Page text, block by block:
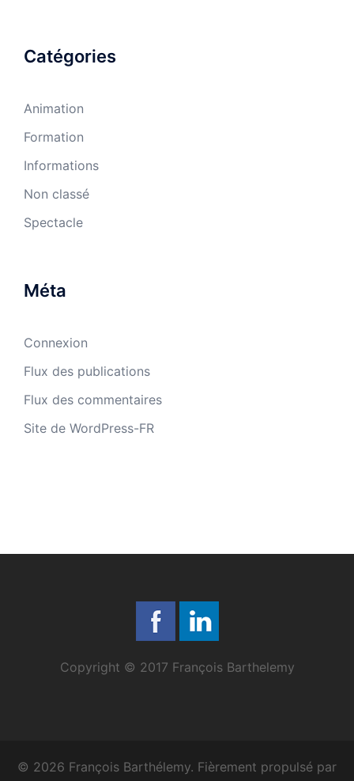
Catégories
Animation
Formation
Informations
Non classé
Spectacle
Méta
Connexion
Flux des publications
Flux des commentaires
Site de WordPress-FR
Copyright © 2017 François Barthelemy
© 2026 François Barthélemy. Fièrement propulsé par